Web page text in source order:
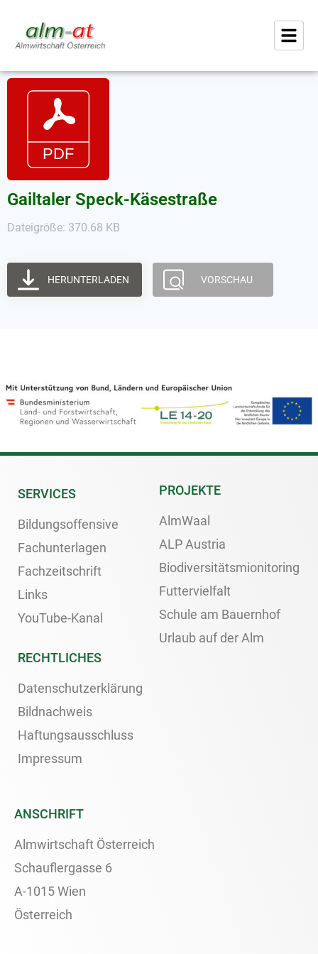
Gailtaler Speck-Käsestraße
Dateigröße: 370.68 KB
HERUNTERLADEN VORSCHAU
SERVICES
Bildungsoffensive
Fachunterlagen
Fachzeitschrift
Links
YouTube-Kanal
PROJEKTE
AlmWaal
ALP Austria
Biodiversitätsmionitoring
Futtervielfalt
Schule am Bauernhof
Urlaub auf der Alm
RECHTLICHES
Datenschutzerklärung
Bildnachweis
Haftungsausschluss
Impressum
ANSCHRIFT
Almwirtschaft Österreich
Schauflergasse 6
A-1015 Wien
Österreich